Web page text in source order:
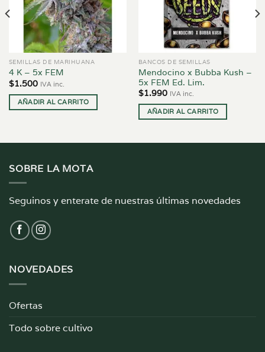
SEMILLAS DE MARIHUANA
4 K – 5x FEM
$1.500 IVA inc.
AÑADIR AL CARRITO
BANCOS DE SEMILLAS
Mendocino x Bubba Kush –
5x FEM Ed. Lim.
$1.990 IVA inc.
AÑADIR AL CARRITO
SOBRE LA MOTA
Seguinos y enterate de nuestras últimas novedades
NOVEDADES
Ofertas
Todo sobre cultivo